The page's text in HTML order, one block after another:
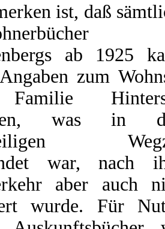
ist, daß
ab 1925
zum
was in
war, nach
aber auch
wurde. Für